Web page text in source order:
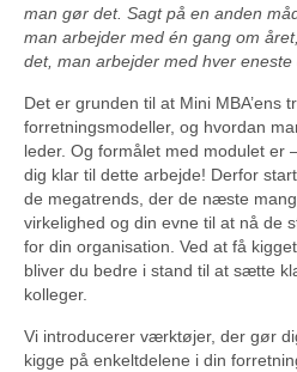
man gør det. Sagt på en anden
man arbejder med én gang om
det, man arbejder med hver eneste
Det er grunden til at Mini MBA’ens
forretningsmodeller, og hvordan
leder. Og formålet med modulet er
dig klar til dette arbejde! Derfor
de megatrends, der de næste
virkelighed og din evne til at nå de
for din organisation. Ved at få
bliver du bedre i stand til at sætte
kolleger.
Vi introducerer værktøjer, der gør
kigge på enkeltdelene i din